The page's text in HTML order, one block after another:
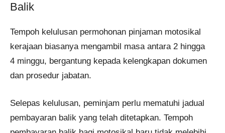
Balik
Tempoh kelulusan permohonan pinjaman motosikal
kerajaan biasanya mengambil masa antara 2 hingga
4 minggu, bergantung kepada kelengkapan dokumen
dan prosedur jabatan.
Selepas kelulusan, peminjam perlu mematuhi jadual
pembayaran balik yang telah ditetapkan. Tempoh